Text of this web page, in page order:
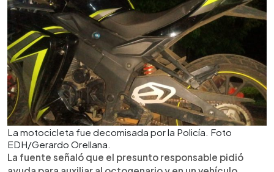
La motocicleta fue decomisada por la Policía. Foto
EDH/Gerardo Orellana.
La fuente señaló que el presunto responsable pidió